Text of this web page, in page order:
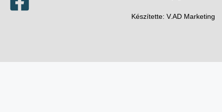
Készítette: V.AD Marketing